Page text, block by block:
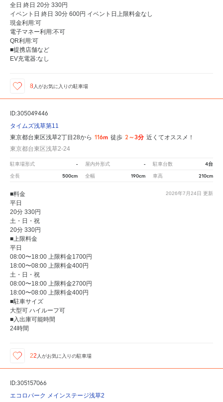
全日 終日 20分 330円
イベント日 終日 30分 600円 イベント日上限料金なし
現金利用:可
電子マネー利用:不可
QR利用:可
■提携店舗など
EV充電器:なし
8 人がお気に入りの駐車場
ID:305049446
タイムズ浅草第11
東京都台東区浅草2丁目28から 116m 徒歩 2～3分 近くてオススメ！
東京都台東区浅草2-24
駐車場形式 - 屋内外形式 - 駐車台数 4台
全長 500cm 全幅 190cm 車高 210cm
2026年7月24日 更新
■料金
平日
20分 330円
土・日・祝
20分 330円
■上限料金
平日
08:00〜18:00 上限料金1700円
18:00〜08:00 上限料金400円
土・日・祝
08:00〜18:00 上限料金2700円
18:00〜08:00 上限料金400円
■駐車サイズ
大型可 ハイルーフ可
■入出庫可能時間
24時間
22 人がお気に入りの駐車場
ID:305157066
エコロパーク メインステージ浅草2